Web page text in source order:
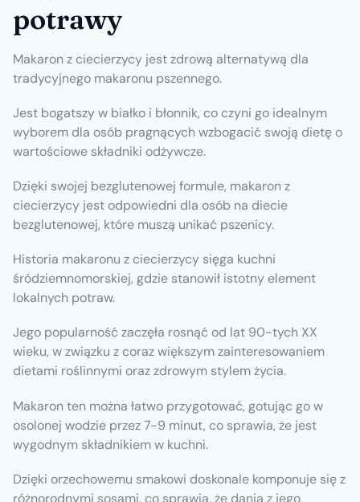
potrawy
Makaron z ciecierzycy jest zdrową alternatywą dla
tradycyjnego makaronu pszennego.
Jest bogatszy w białko i błonnik, co czyni go idealnym
wyborem dla osób pragnących wzbogacić swoją dietę o
wartościowe składniki odżywcze.
Dzięki swojej bezglutenowej formule, makaron z
ciecierzycy jest odpowiedni dla osób na diecie
bezglutenowej, które muszą unikać pszenicy.
Historia makaronu z ciecierzycy sięga kuchni
śródziemnomorskiej, gdzie stanowił istotny element
lokalnych potraw.
Jego popularność zaczęła rosnąć od lat 90-tych XX
wieku, w związku z coraz większym zainteresowaniem
dietami roślinnymi oraz zdrowym stylem życia.
Makaron ten można łatwo przygotować, gotując go w
osolonej wodzie przez 7-9 minut, co sprawia, że jest
wygodnym składnikiem w kuchni.
Dzięki orzechowemu smakowi doskonale komponuje się z
różnorodnymi sosami, co sprawia, że dania z jego